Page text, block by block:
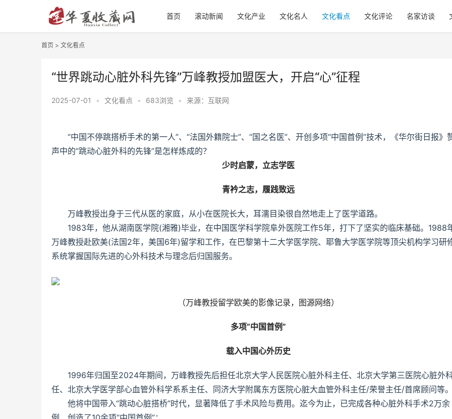
首页 滚动新闻 文化产业 文化名人 文化看点 文化评论 名家访谈
首页 > 文化看点
“世界跳动心脏外科先锋”万峰教授加盟医大，开启“心”征程
2025-07-01 • 文化看点 • 683浏览 • 来源：互联网
“中国不停跳搭桥手术的第一人”、“法国外籍院士”、“国之名医”、开创多项“中国首例”技术，《华尔街日报》
声中的“跳动心脏外科的先锋”是怎样炼成的？
少时启蒙，立志学医
青衿之志，履践致远
万峰教授出身于三代从医的家庭，从小在医院长大，耳濡目染很自然地走上了医学道路。
1983年，他从湖南医学院(湘雅)毕业，在中国医学科学院阜外医院工作5年，打下了坚实的临床基础。1988
万峰教授赴欧美(法国2年，美国6年)留学和工作，在巴黎第十二大学医学院、耶鲁大学医学院等顶尖机构学习研
系统掌握国际先进的心外科技术与理念后归国服务。
（万峰教授留学欧美的影像记录，图源网络）
多项“中国首例”
载入中国心外历史
1996年归国至2024年期间，万峰教授先后担任北京大学人民医院心脏外科主任、北京大学第三医院心脏外
任、北京大学医学部心血管外科学系系主任、同济大学附属东方医院心脏大血管外科主任/荣誉主任/首席顾问等
他将中国带入“跳动心脏搭桥”时代，显著降低了手术风险与费用。迄今为止，已完成各种心脏外科手术2万余